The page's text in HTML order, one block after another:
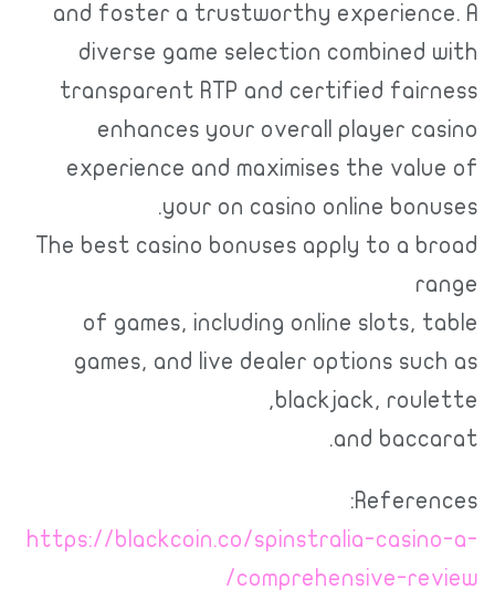
and foster a trustworthy experience. A
diverse game selection combined with
transparent RTP and certified fairness
enhances your overall player casino
experience and maximises the value of
your on casino online bonuses.
The best casino bonuses apply to a broad
range
of games, including online slots, table
games, and live dealer options such as
blackjack, roulette,
and baccarat.
References:
https://blackcoin.co/spinstralia-casino-a-
comprehensive-review/